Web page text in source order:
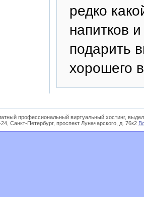
редко
напитков
подарить
хорошего
профессиональный виртуальный хостинг,
Санкт-Петербург, проспект Луначарского, д. 76к2